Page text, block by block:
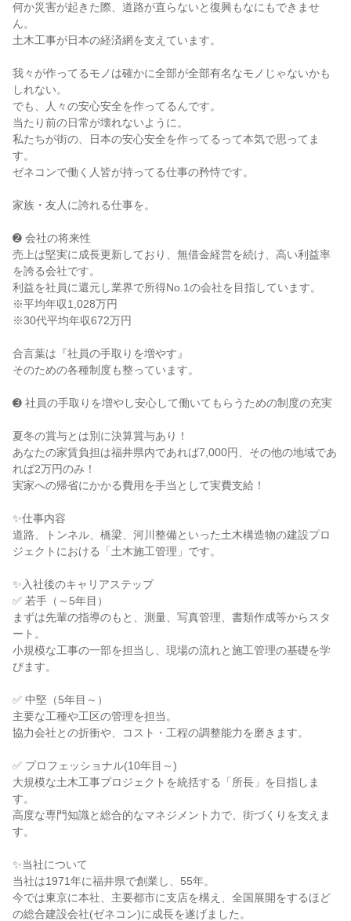
何か災害が起きた際、道路が直らないと復興もなにもできませ
ん。
土木工事が日本の経済網を支えています。
我々が作ってるモノは確かに全部が全部有名なモノじゃないかも
しれない。
でも、人々の安心安全を作ってるんです。
当たり前の日常が壊れないように。
私たちが街の、日本の安心安全を作ってるって本気で思ってま
す。
ゼネコンで働く人皆が持ってる仕事の矜恃です。
家族・友人に誇れる仕事を。
➋ 会社の将来性
売上は堅実に成長更新しており、無借金経営を続け、高い利益率
を誇る会社です。
利益を社員に還元し業界で所得No.1の会社を目指しています。
※平均年収1,028万円
※30代平均年収672万円
合言葉は『社員の手取りを増やす』
そのための各種制度も整っています。
➌ 社員の手取りを増やし安心して働いてもらうための制度の充実
夏冬の賞与とは別に決算賞与あり！
あなたの家賃負担は福井県内であれば7,000円、その他の地域であ
れば2万円のみ！
実家への帰省にかかる費用を手当として実費支給！
✨仕事内容
道路、トンネル、橋梁、河川整備といった土木構造物の建設プロ
ジェクトにおける「土木施工管理」です。
✨入社後のキャリアステップ
✅ 若手（～5年目）
まずは先輩の指導のもと、測量、写真管理、書類作成等からスタ
ート。
小規模な工事の一部を担当し、現場の流れと施工管理の基礎を学
びます。
✅ 中堅（5年目～）
主要な工種や工区の管理を担当。
協力会社との折衝や、コスト・工程の調整能力を磨きます。
✅ プロフェッショナル(10年目～)
大規模な土木工事プロジェクトを統括する「所長」を目指しま
す。
高度な専門知識と総合的なマネジメント力で、街づくりを支えま
す。
✨当社について
当社は1971年に福井県で創業し、55年。
今では東京に本社、主要都市に支店を構え、全国展開をするほど
の総合建設会社(ゼネコン)に成長を遂げました。